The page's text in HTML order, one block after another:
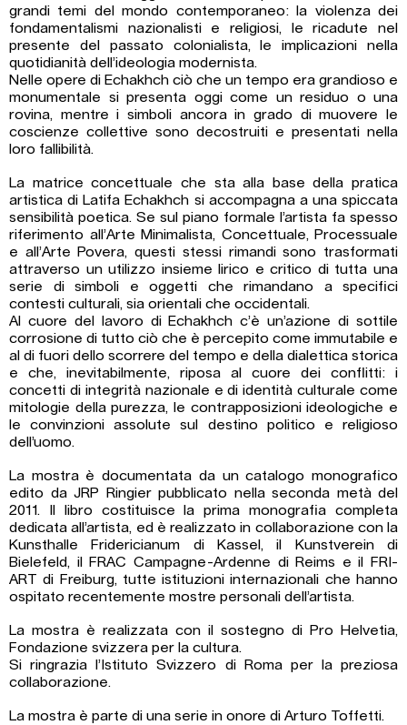
grandi temi del mondo contemporaneo: la violenza dei
fondamentalismi nazionalisti e religiosi, le ricadute nel
presente del passato colonialista, le implicazioni nella
quotidianità dell’ideologia modernista.
Nelle opere di Echakhch ciò che un tempo era grandioso e
monumentale si presenta oggi come un residuo o una
rovina, mentre i simboli ancora in grado di muovere le
coscienze collettive sono decostruiti e presentati nella
loro fallibilità.
La matrice concettuale che sta alla base della pratica
artistica di Latifa Echakhch si accompagna a una spiccata
sensibilità poetica. Se sul piano formale l’artista fa spesso
riferimento all’Arte Minimalista, Concettuale, Processuale
e all’Arte Povera, questi stessi rimandi sono trasformati
attraverso un utilizzo insieme lirico e critico di tutta una
serie di simboli e oggetti che rimandano a specifici
contesti culturali, sia orientali che occidentali.
Al cuore del lavoro di Echakhch c’è un’azione di sottile
corrosione di tutto ciò che è percepito come immutabile e
al di fuori dello scorrere del tempo e della dialettica storica
e che, inevitabilmente, riposa al cuore dei conflitti: i
concetti di integrità nazionale e di identità culturale come
mitologie della purezza, le contrapposizioni ideologiche e
le convinzioni assolute sul destino politico e religioso
dell’uomo.
La mostra è documentata da un catalogo monografico
edito da JRP Ringier pubblicato nella seconda metà del
2011. Il libro costituisce la prima monografia completa
dedicata all’artista, ed è realizzato in collaborazione con la
Kunsthalle Fridericianum di Kassel, il Kunstverein di
Bielefeld, il FRAC Campagne-Ardenne di Reims e il FRI-
ART di Freiburg, tutte istituzioni internazionali che hanno
ospitato recentemente mostre personali dell’artista.
La mostra è realizzata con il sostegno di Pro Helvetia,
Fondazione svizzera per la cultura.
Si ringrazia l’Istituto Svizzero di Roma per la preziosa
collaborazione.
La mostra è parte di una serie in onore di Arturo Toffetti.